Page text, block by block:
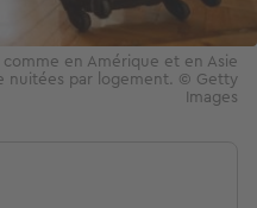
en Amérique et en Asie
nuitées par logement. © Getty
Images